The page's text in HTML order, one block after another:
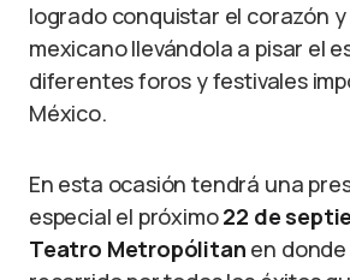
logrado conquistar el corazón
mexicano llevándola a pisar el
diferentes foros y festivales
México.
En esta ocasión tendrá una
especial el próximo22 de
Teatro Metropólitan en